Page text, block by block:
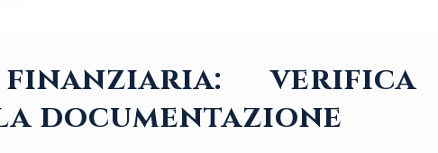
verifica
documentazione